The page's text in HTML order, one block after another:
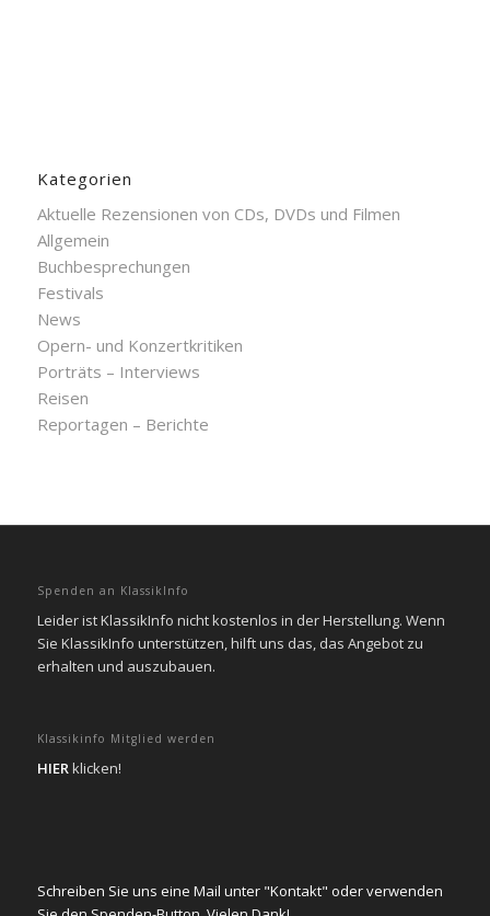
Kategorien
Aktuelle Rezensionen von CDs, DVDs und Filmen
Allgemein
Buchbesprechungen
Festivals
News
Opern- und Konzertkritiken
Porträts – Interviews
Reisen
Reportagen – Berichte
Spenden an KlassikInfo
Leider ist KlassikInfo nicht kostenlos in der Herstellung. Wenn
Sie KlassikInfo unterstützen, hilft uns das, das Angebot zu
erhalten und auszubauen.
Klassikinfo Mitglied werden
HIERklicken!
Schreiben Sie uns eine Mail unter "Kontakt" oder verwenden